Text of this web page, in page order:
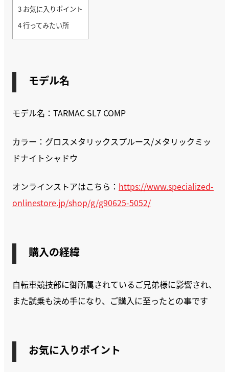
3 お気に入りポイント
4行ってみたい所
モデル名
モデル名：TARMAC SL7 COMP
カラー：グロスメタリックスプルース/メタリックミッ
ドナイトシャドウ
オンラインストアはこちら： https://www.specialized-
onlinestore.jp/shop/g/g90625-5052/
購入の経緯
自転車競技部に御所属されているご兄弟様に影響され、
また試乗も決め手になり、ご購入に至ったとの事です
お気に入りポイント